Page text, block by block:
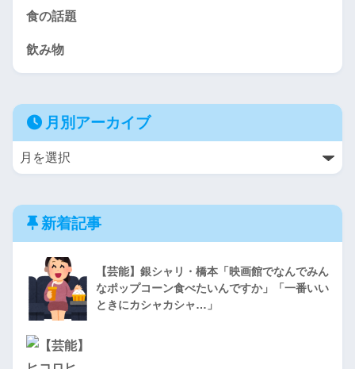
食の話題
飲み物
月別アーカイブ
新着記事
【芸能】銀シャリ・橋本「映画館でなんでみん
なポップコーン食べたいんですか」「一番いい
ときにカシャカシャ…」